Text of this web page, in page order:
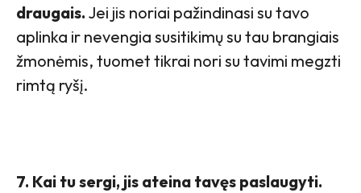
draugais. Jei jis noriai pažindinasi su tavo
aplinka ir nevengia susitikimų su tau brangiais
žmonėmis, tuomet tikrai nori su tavimi megzti
rimtą ryšį.
7. Kai tu sergi, jis ateina tavęs paslaugyti.